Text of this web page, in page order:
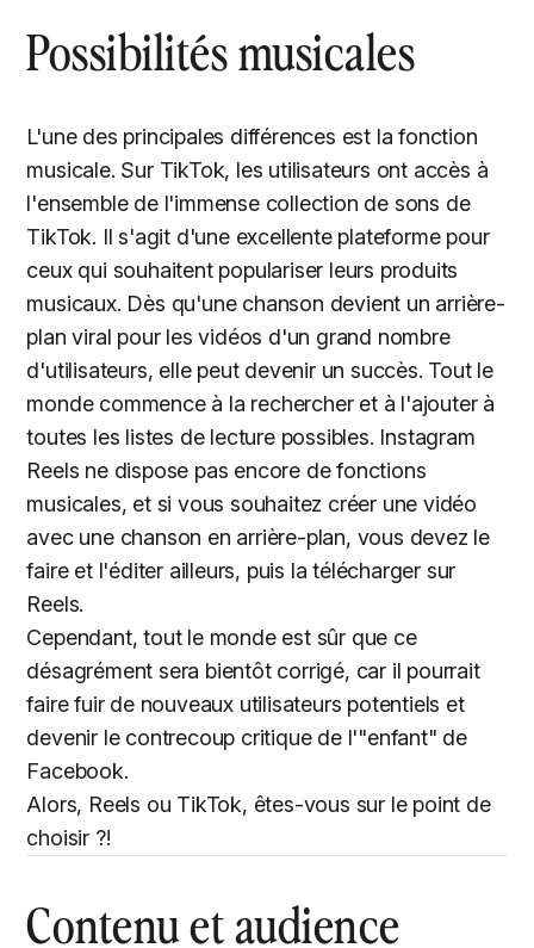
Possibilités musicales
L'une des principales différences est la fonction
musicale. Sur TikTok, les utilisateurs ont accès à
l'ensemble de l'immense collection de sons de
TikTok. Il s'agit d'une excellente plateforme pour
ceux qui souhaitent populariser leurs produits
musicaux. Dès qu'une chanson devient un arrière-
plan viral pour les vidéos d'un grand nombre
d'utilisateurs, elle peut devenir un succès. Tout le
monde commence à la rechercher et à l'ajouter à
toutes les listes de lecture possibles. Instagram
Reels ne dispose pas encore de fonctions
musicales, et si vous souhaitez créer une vidéo
avec une chanson en arrière-plan, vous devez le
faire et l'éditer ailleurs, puis la télécharger sur
Reels.
Cependant, tout le monde est sûr que ce
désagrément sera bientôt corrigé, car il pourrait
faire fuir de nouveaux utilisateurs potentiels et
devenir le contrecoup critique de l'"enfant" de
Facebook.
Alors, Reels ou TikTok, êtes-vous sur le point de
choisir ?!
Contenu et audience